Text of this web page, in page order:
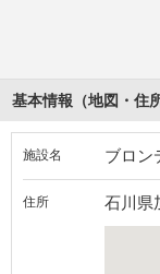
基本情報（地図・住
施設名 ブロン
住所 石川県